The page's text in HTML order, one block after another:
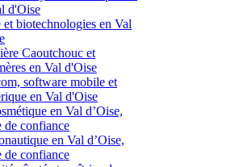
d'Oise
et biotechnologies en Val
Caoutchouc et
en Val d'Oise
software mobile et
en Val d'Oise
en Val d’Oise,
de confiance
en Val d’Oise,
de confiance